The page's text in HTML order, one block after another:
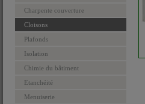
Charpente couverture
Cloisons
Plafonds
Isolation
Chimie du bâtiment
Etanchéité
Menuiserie